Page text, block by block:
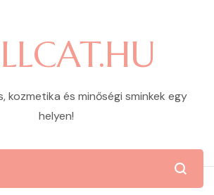
kozmetika és minőségi sminkek egy
helyen!